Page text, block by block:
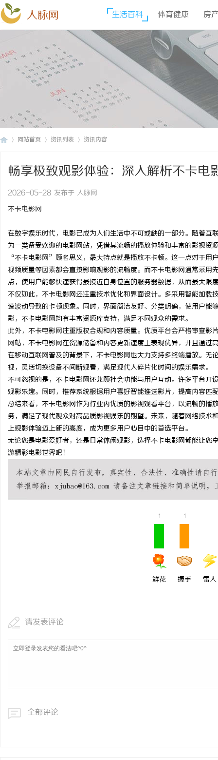
人脉网 生活百科 体育健康 房
网站首页 资讯列表 资讯内容
畅享极致观影体验：深入解析不卡电
2026-05-28 发布于 人脉网
不卡电影网
在数字娱乐时代，电影已成为人们生活中不可或缺的一部分。随着
为一类备受欢迎的电影网站，凭借其流畅的播放体验和丰富的影视资
“不卡电影网”顾名思义，最大特点就是播放不卡顿。这一点对于用
视频质量等因素都会直接影响观影的流畅度。而不卡电影网通常采
点，使用户能够快速获得最接近自身位置的服务器数据，从而最大限
不仅如此，不卡电影网还注重技术优化和界面设计。多采用智能加
速波动导致的卡顿现象。同时，界面简洁友好、分类明确，使用户
影，不卡电影网均有丰富资源库支持，满足不同观众的需求。
此外，不卡电影网注重版权合规和内容质量。优质平台会严格审查
网站，不卡电影网在资源储备和内容更新速度上表现优异，并且通
在移动互联网普及的背景下，不卡电影网也大力支持多终端播放。
视，灵活切换设备不间断观看，满足现代人碎片化时间的娱乐需求。
不可忽视的是，不卡电影网还兼顾社会功能与用户互动。许多平台
观影乐趣。同时，推荐系统根据用户喜好智能推送影片，提高内容匹
总结来看，不卡电影网作为行业内优质的影视观看平台，以流畅的
务，满足了现代观众对高品质影视娱乐的期望。未来，随着网络技
上观影体验迈上新的高度，成为更多用户心目中的首选平台。
无论您是电影爱好者，还是日常休闲观影，选择不卡电影网都能让
游精彩电影世界吧！
1
鲜花
1
握手 雷人
请发表评论
全部评论
店最怕“搜不到”为什么隔壁店铺没花钱，